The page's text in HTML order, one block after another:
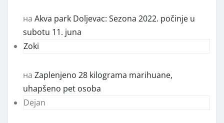
на Akva park Doljevac: Sezona 2022. počinje u
subotu 11. juna
Zoki
на Zaplenjeno 28 kilograma marihuane,
uhapšeno pet osoba
Dejan